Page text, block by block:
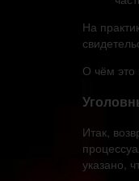
На
О чём это
Итак,
указано,